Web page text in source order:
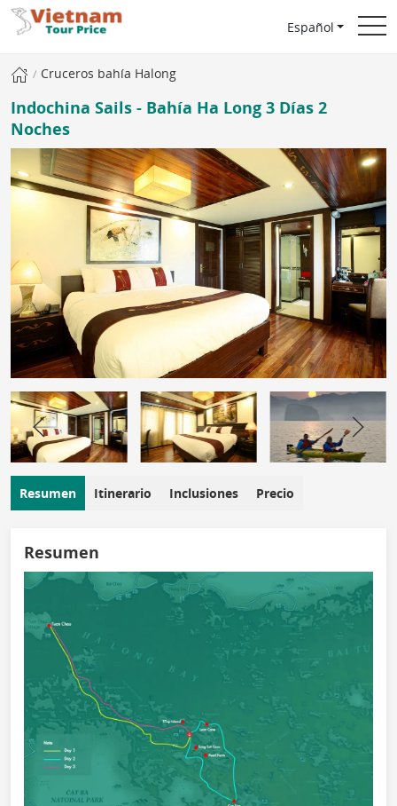
Español
Cruceros bahía Halong
Indochina Sails - Bahía Ha Long 3 Días 2
Noches
Resumen Itinerario Inclusiones Precio
Resumen